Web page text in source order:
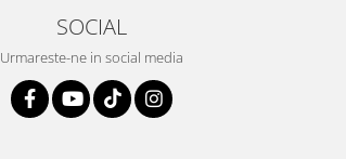
SOCIAL
Urmareste-ne in social media